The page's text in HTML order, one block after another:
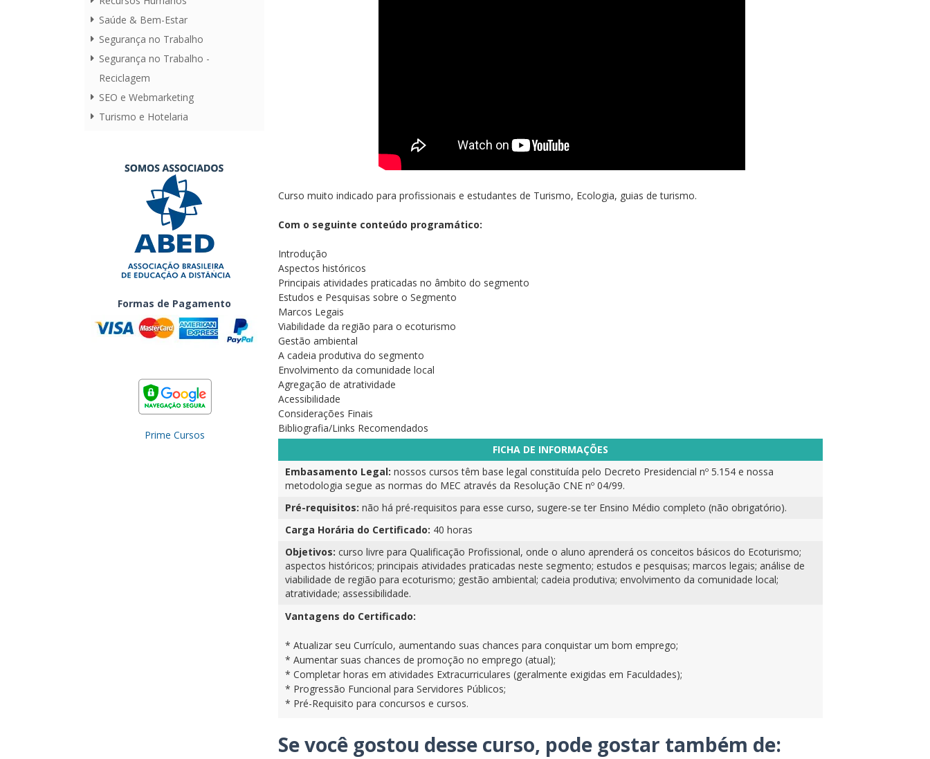
Saúde & Bem-Estar
Segurança no Trabalho
Segurança no Trabalho -
Reciclagem
SEO e Webmarketing
Turismo e Hotelaria
Formas de Pagamento
Prime Cursos
Curso muito indicado para profissionais e estudantes de Turismo, Ecologia, guias de turismo.
Com o seguinte conteúdo programático:
Introdução
Aspectos históricos
Principais atividades praticadas no âmbito do segmento
Estudos e Pesquisas sobre o Segmento
Marcos Legais
Viabilidade da região para o ecoturismo
Gestão ambiental
A cadeia produtiva do segmento
Envolvimento da comunidade local
Agregação de atratividade
Acessibilidade
Considerações Finais
Bibliografia/Links Recomendados
FICHA DE INFORMAÇÕES
Embasamento Legal: nossos cursos têm base legal constituída pelo Decreto Presidencial nº 5.154 e nossa
metodologia segue as normas do MEC através da Resolução CNE nº 04/99.
Pré-requisitos: não há pré-requisitos para esse curso, sugere-se ter Ensino Médio completo (não obrigatório).
Carga Horária do Certificado: 40 horas
Objetivos: curso livre para Qualificação Profissional, onde o aluno aprenderá os conceitos básicos do Ecoturismo;
aspectos históricos; principais atividades praticadas neste segmento; estudos e pesquisas; marcos legais; análise de
viabilidade de região para ecoturismo; gestão ambiental; cadeia produtiva; envolvimento da comunidade local;
atratividade; assessibilidade.
Vantagens do Certificado:
* Atualizar seu Currículo, aumentando suas chances para conquistar um bom emprego;
* Aumentar suas chances de promoção no emprego (atual);
* Completar horas em atividades Extracurriculares (geralmente exigidas em Faculdades);
* Progressão Funcional para Servidores Públicos;
* Pré-Requisito para concursos e cursos.
Se você gostou desse curso, pode gostar também de: